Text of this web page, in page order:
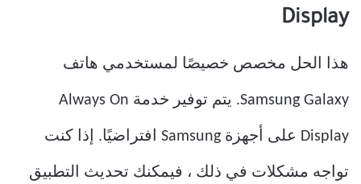
Display
هذا الحل مخصص خصيصًا لمستخدمي هاتف
Samsung Galaxy. يتم توفير خدمة Always On
Display على أجهزة Samsung افتراضيًا. إذا كنت
تواجه مشكلات في ذلك ، فيمكنك تحديث التطبيق